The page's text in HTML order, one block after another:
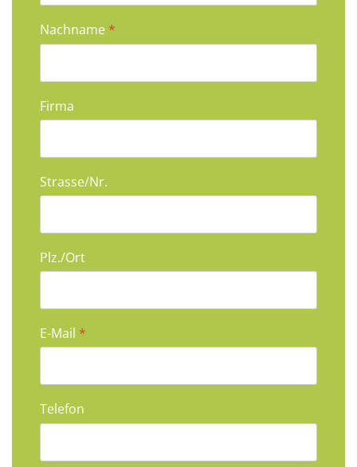
Nachname *
Firma
Strasse/Nr.
Plz./Ort
E-Mail *
Telefon